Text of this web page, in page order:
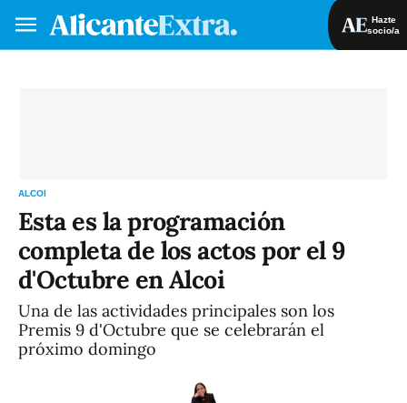
Hazte
socio/a
ALCOI
Esta es la programación
completa de los actos por el 9
d'Octubre en Alcoi
Una de las actividades principales son los
Premis 9 d'Octubre que se celebrarán el
próximo domingo